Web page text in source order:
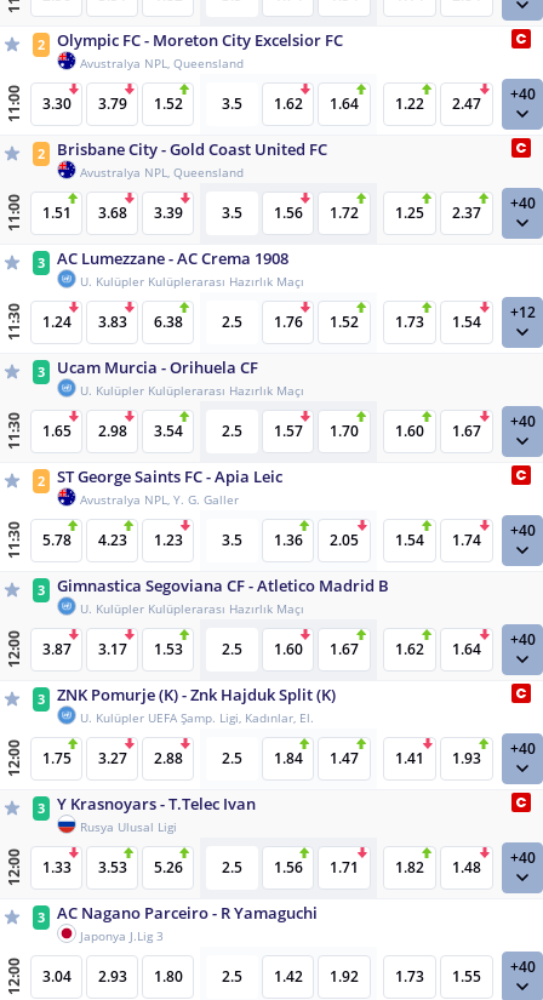
2 Olympic FC - Moreton City Excelsior FC
Avustralya NPL, Queensland
11:00 3.30 3.79 1.52 3.5 1.62 1.64 1.22 2.47 +40
2 Brisbane City - Gold Coast United FC
Avustralya NPL, Queensland
11:00 1.51 3.68 3.39 3.5 1.56 1.72 1.25 2.37 +40
3 AC Lumezzane - AC Crema 1908
U. Kulüpler Kulüplerarası Hazırlık Maçı
11:30 1.24 3.83 6.38 2.5 1.76 1.52 1.73 1.54 +12
3 Ucam Murcia - Orihuela CF
U. Kulüpler Kulüplerarası Hazırlık Maçı
11:30 1.65 2.98 3.54 2.5 1.57 1.70 1.60 1.67 +40
2 ST George Saints FC - Apia Leic
Avustralya NPL, Y. G. Galler
11:30 5.78 4.23 1.23 3.5 1.36 2.05 1.54 1.74 +40
3 Gimnastica Segoviana CF - Atletico Madrid B
U. Kulüpler Kulüplerarası Hazırlık Maçı
12:00 3.87 3.17 1.53 2.5 1.60 1.67 1.62 1.64 +40
3 ZNK Pomurje (K) - Znk Hajduk Split (K)
U. Kulüpler UEFA Şamp. Ligi, Kadınlar, El.
12:00 1.75 3.27 2.88 2.5 1.84 1.47 1.41 1.93 +40
3 Y Krasnoyars - T.Telec Ivan
Rusya Ulusal Ligi
12:00 1.33 3.53 5.26 2.5 1.56 1.71 1.82 1.48 +40
3 AC Nagano Parceiro - R Yamaguchi
Japonya J.Lig 3
12:00 3.04 2.93 1.80 2.5 1.42 1.92 1.73 1.55 +40